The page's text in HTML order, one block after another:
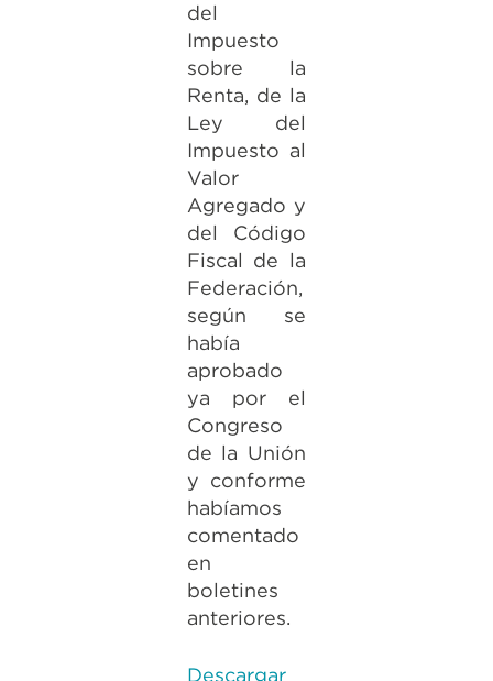
del
Impuesto
sobre la
Renta, de la
Ley del
Impuesto al
Valor
Agregado y
del Código
Fiscal de la
Federación,
según se
había
aprobado
ya por el
Congreso
de la Unión
y conforme
habíamos
comentado
en
boletines
anteriores.
Descargar